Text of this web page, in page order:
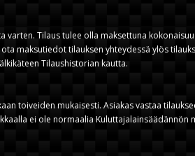
Tilaus tulee olla maksettuna
maksutiedot tilauksen yhteydessä ylös
Tilaushistorian kautta.
toiveiden mukaisesti. Asiakas vastaa
ei ole normaalia